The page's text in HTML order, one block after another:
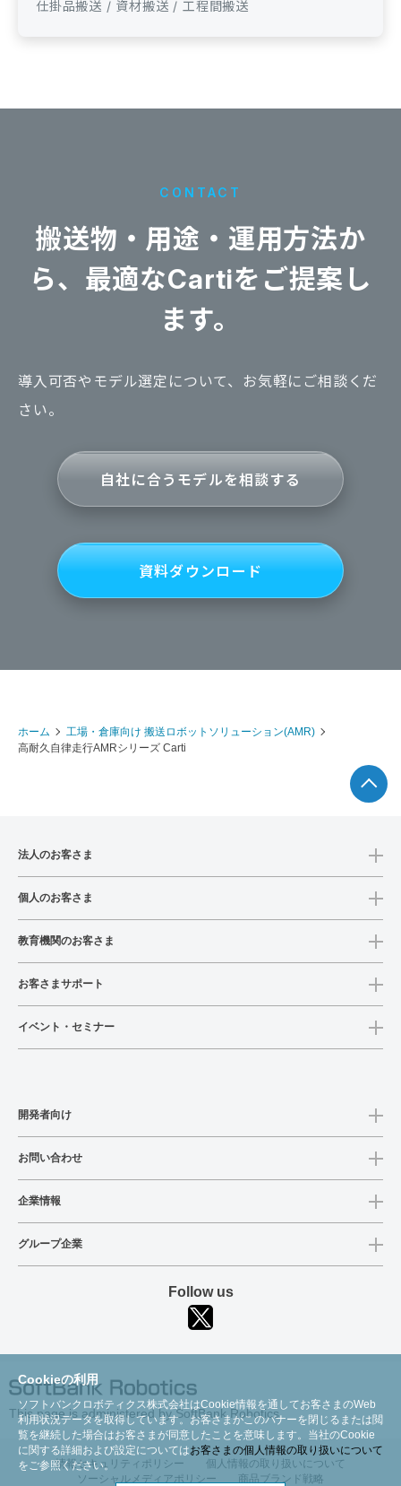
Cookieの利用
ソフトバンクロボティクス株式会社はCookie情報を通してお客さまのWeb
利用状況データを取得しています。お客さまがこのバナーを閉じるまたは閲
覧を継続した場合はお客さまが同意したことを意味します。当社のCookie
に関する詳細および設定についてはお客さまの個人情報の取り扱いについて
をご参照ください。
仕掛品搬送 / 資材搬送 / 工程間搬送
CONTACT
搬送物・用途・運用方法か
ら、 最適なCartiをご提案し
ます。
導入可否やモデル選定について、お気軽にご相談くだ
さい。
自社に合うモデルを相談する
資料ダウンロード
ホーム
工場・倉庫向け 搬送ロボットソリューション(AMR)​
高耐久自律走行AMRシリーズ Carti
法人のお客さま
個人のお客さま
教育機関のお客さま
お客さまサポート
イベント・セミナー
開発者向け
お問い合わせ
企業情報
グループ企業
Follow us
This page is administered by SoftBank Robotics
情報セキュリティポリシー
個人情報の取り扱いについて
ソーシャルメディアポリシー
商品ブランド戦略